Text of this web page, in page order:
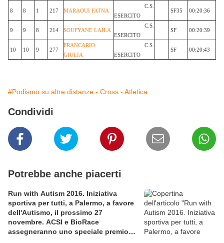
8 8 1 217 MARAOUI FATNA
C.S.
ESERCITO
SF35 00:20:36
9 9 8 214 SOUFYANE LAILA
C.S.
ESERCITO
SF 00:20:39
10 10 9 277
FRANCARIO
GIULIA
C.S.
ESERCITO
SF 00:20:43
#Podismo su altre distanze - Cross - Atletica
Condividi
Potrebbe anche piacerti
Run with Autism 2016. Iniziativa
sportiva per tutti, a Palermo, a favore
dell'Autismo, il prossimo 27
novembre. ACSI e BioRace
assegneranno uno speciale premio